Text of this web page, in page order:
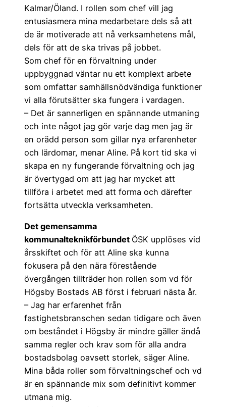
Kalmar/Öland. I rollen som chef vill jag
entusiasmera mina medarbetare dels så att
de är motiverade att nå verksamhetens mål,
dels för att de ska trivas på jobbet.
Som chef för en förvaltning under
uppbyggnad väntar nu ett komplext arbete
som omfattar samhällsnödvändiga funktioner
vi alla förutsätter ska fungera i vardagen.
– Det är sannerligen en spännande utmaning
och inte något jag gör varje dag men jag är
en orädd person som gillar nya erfarenheter
och lärdomar, menar Aline. På kort tid ska vi
skapa en ny fungerande förvaltning och jag
är övertygad om att jag har mycket att
tillföra i arbetet med att forma och därefter
fortsätta utveckla verksamheten.
Det gemensamma
kommunalteknikförbundet ÖSK upplöses vid
årsskiftet och för att Aline ska kunna
fokusera på den nära förestående
övergången tillträder hon rollen som vd för
Högsby Bostads AB först i februari nästa år.
– Jag har erfarenhet från
fastighetsbranschen sedan tidigare och även
om beståndet i Högsby är mindre gäller ändå
samma regler och krav som för alla andra
bostadsbolag oavsett storlek, säger Aline.
Mina båda roller som förvaltningschef och vd
är en spännande mix som definitivt kommer
utmana mig.